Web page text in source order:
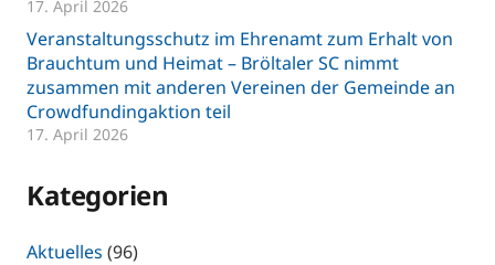
17. April 2026
Veranstaltungsschutz im Ehrenamt zum Erhalt von
Brauchtum und Heimat – Bröltaler SC nimmt
zusammen mit anderen Vereinen der Gemeinde an
Crowdfundingaktion teil
17. April 2026
Kategorien
Aktuelles (96)